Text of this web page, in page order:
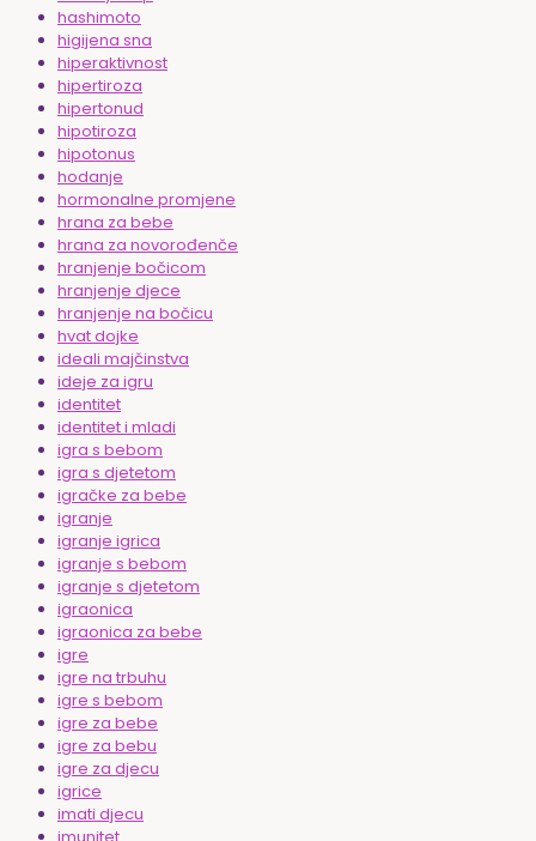
hashimoto
higijena sna
hiperaktivnost
hipertiroza
hipertonud
hipotiroza
hipotonus
hodanje
hormonalne promjene
hrana za bebe
hrana za novorođenče
hranjenje bočicom
hranjenje djece
hranjenje na bočicu
hvat dojke
ideali majčinstva
ideje za igru
identitet
identitet i mladi
igra s bebom
igra s djetetom
igračke za bebe
igranje
igranje igrica
igranje s bebom
igranje s djetetom
igraonica
igraonica za bebe
igre
igre na trbuhu
igre s bebom
igre za bebe
igre za bebu
igre za djecu
igrice
imati djecu